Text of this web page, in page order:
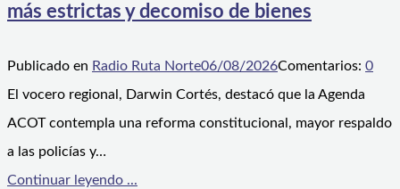
más estrictas y decomiso de bienes
Publicado en Radio Ruta Norte06/08/2026Comentarios: 0
El vocero regional, Darwin Cortés, destacó que la Agenda
ACOT contempla una reforma constitucional, mayor respaldo
a las policías y…
Continuar leyendo ...